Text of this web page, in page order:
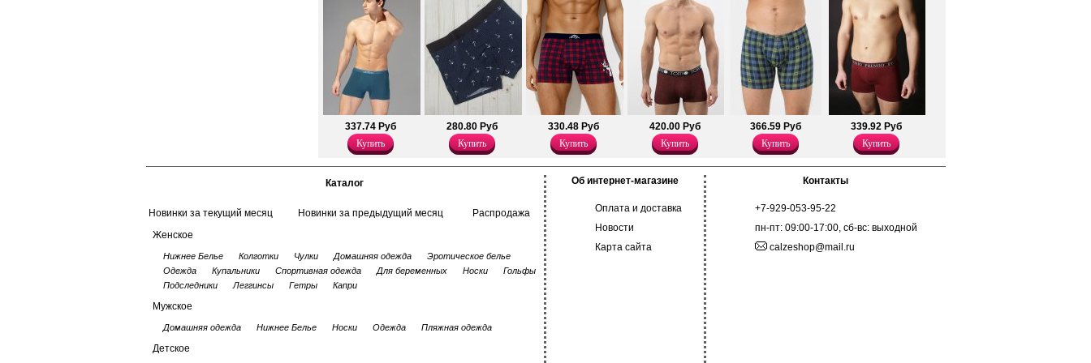
Хлопок 93%
Эластан 7%
Хлопок 95%
Эластан 5%
выше 30 градусов.
Лайкра 5%
Хлопок 95%
337.74 Руб
Купить
280.80 Руб
Купить
330.48 Руб
Купить
420.00 Руб
Купить
366.59 Руб
Купить
339.92 Руб
Купить
Каталог
Новинки за текущий месяц Новинки за предыдущий месяц
Распродажа
Женское
Нижнее Белье Колготки Чулки Домашняя одежда
Эротическое белье
Одежда
Купальники Спортивная одежда Для беременных Носки
Гольфы
Подследники
Леггинсы Гетры Капри
Мужское
Домашняя одежда Нижнее Белье Носки Одежда Пляжная одежда
Детское
Об интернет-магазине
Оплата и доставка
Новости
Карта сайта
Контакты
+7-929-053-95-22
пн-пт: 09:00-17:00, сб-вс: выходной
calzeshop@mail.ru